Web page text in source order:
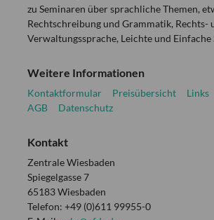
zu Seminaren über sprachliche Themen,
Rechtschreibung und Grammatik, Rechts-
Verwaltungssprache, Leichte und Einfache
Weitere Informationen
Kontaktformular Preisübersicht Links
AGB
Datenschutz
Kontakt
Zentrale Wiesbaden
Spiegelgasse 7
65183 Wiesbaden
Telefon: +49 (0)611 99955-0